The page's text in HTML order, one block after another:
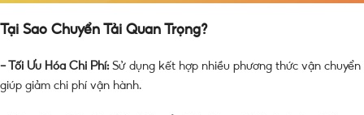
Tại Sao Chuyển Tải Quan Trọng?
– Tối Ưu Hóa Chi Phí: Sử dụng kết hợp nhiều phương thức vận chuyển
giúp giảm chi phí vận hành.